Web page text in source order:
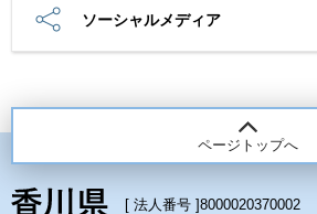
ソーシャルメディア
ページトップへ
[ 法人番号 ]8000020370002